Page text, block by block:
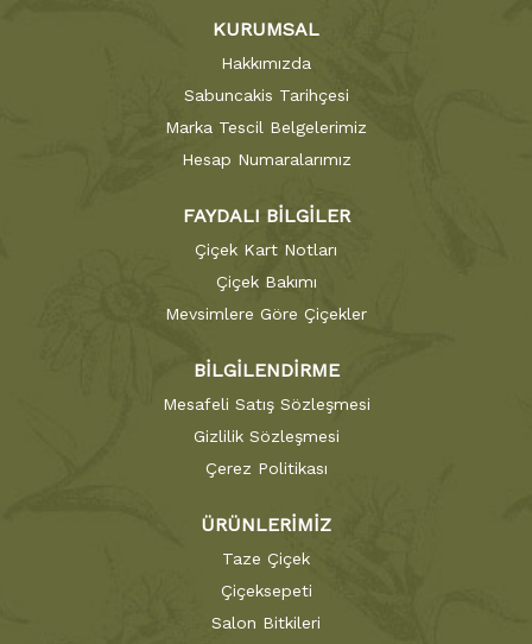
KURUMSAL
Hakkımızda
Sabuncakis Tarihçesi
Marka Tescil Belgelerimiz
Hesap Numaralarımız
FAYDALI BİLGİLER
Çiçek Kart Notları
Çiçek Bakımı
Mevsimlere Göre Çiçekler
BİLGİLENDİRME
Mesafeli Satış Sözleşmesi
Gizlilik Sözleşmesi
Çerez Politikası
ÜRÜNLERİMİZ
Taze Çiçek
Çiçeksepeti
Salon Bitkileri